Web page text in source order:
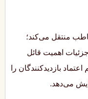
منتقل می‌کند؛
اهمیت قائل
بازدیدکنندگان را
می‌دهد.